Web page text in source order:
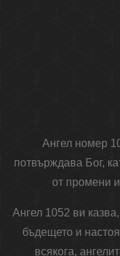
Ангел номер
потвърждава Бог,
от промени
Ангел 1052 ви
бъдещето и
всякога,